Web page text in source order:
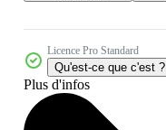
Licence Pro Standard
Qu'est-ce que c'est ?
Plus d'infos